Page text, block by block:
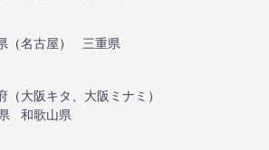
（名古屋）
三重県
（大阪キタ、 大阪ミナミ ）
和歌山県